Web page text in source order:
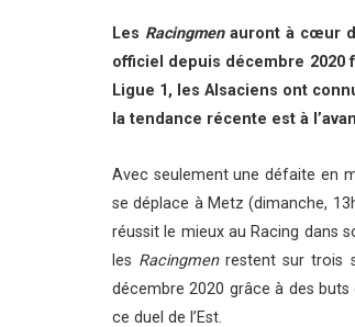
Les Racingmenauront à cœur
officiel depuis décembre 2020
Ligue 1, les Alsaciens ont
la tendance récente est à
Avec seulement une défaite en
se déplace à Metz (dimanche,
réussit le mieux au Racing dans
les Racingmenrestent sur trois
décembre 2020 grâce à des
ce duel de l’Est.